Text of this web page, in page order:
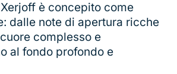
è concepito come
dalle note di apertura ricche
complesso e
al fondo profondo e